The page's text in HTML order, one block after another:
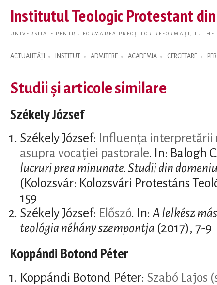
main
Institutul Teologic Protestant
UNIVERSITATE PENTRU FORMAREA PREOȚILOR REFORMAȚI,
ACTUALITĂȚI INSTITUT ADMITERE ACADEMIA CERCETARE
Search form
Studii și articole similare
Székely József
Székely József:
Influența
asupra vocației pastorale. In: Balogh
lucruri prea minunate. Studii din
(Kolozsvár: Kolozsvári Protestáns
159
Székely József: Előszó. In:A lelkész
teológia néhány szempontja (2017), 7-9
Koppándi Botond Péter
Koppándi Botond Péter: Szabó Lajos